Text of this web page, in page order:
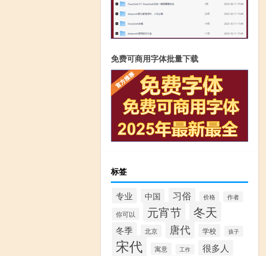
免费可商用字体批量下载
标签
专业 中国 习俗 价格 作者
你可以 元宵节 冬天
冬季 北京 唐代 学校 孩子
宋代 寓意 工作 很多人